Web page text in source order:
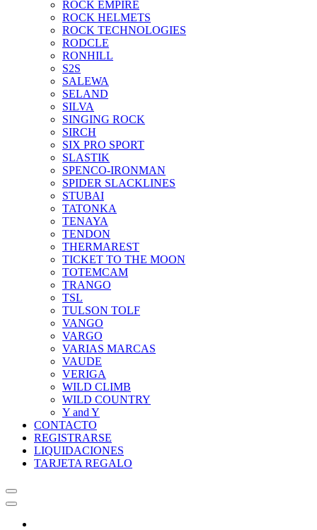
ROCK EMPIRE
ROCK HELMETS
ROCK TECHNOLOGIES
RODCLE
RONHILL
S2S
SALEWA
SELAND
SILVA
SINGING ROCK
SIRCH
SIX PRO SPORT
SLASTIK
SPENCO-IRONMAN
SPIDER SLACKLINES
STUBAI
TATONKA
TENAYA
TENDON
THERMAREST
TICKET TO THE MOON
TOTEMCAM
TRANGO
TSL
TULSON TOLF
VANGO
VARGO
VARIAS MARCAS
VAUDE
VERIGA
WILD CLIMB
WILD COUNTRY
Y and Y
CONTACTO
REGISTRARSE
LIQUIDACIONES
TARJETA REGALO